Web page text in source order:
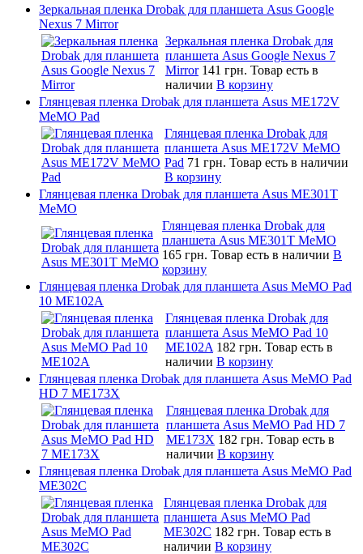
Зеркальная пленка Drobak для планшета Asus Google
Nexus 7 Mirror
Зеркальная пленка Drobak для
планшета Asus Google Nexus 7
Mirror 141 грн. Товар есть в
наличии В корзину
Глянцевая пленка Drobak для планшета Asus ME172V
MeMO Pad
Глянцевая пленка Drobak для
планшета Asus ME172V MeMO
Pad 71 грн. Товар есть в наличии
В корзину
Глянцевая пленка Drobak для планшета Asus ME301T
MeMO
Глянцевая пленка Drobak для
планшета Asus ME301T MeMO
165 грн. Товар есть в наличии В
корзину
Глянцевая пленка Drobak для планшета Asus MeMO Pad
10 ME102A
Глянцевая пленка Drobak для
планшета Asus MeMO Pad 10
ME102A 182 грн. Товар есть в
наличии В корзину
Глянцевая пленка Drobak для планшета Asus MeMO Pad
HD 7 ME173X
Глянцевая пленка Drobak для
планшета Asus MeMO Pad HD 7
ME173X 182 грн. Товар есть в
наличии В корзину
Глянцевая пленка Drobak для планшета Asus MeMO Pad
ME302C
Глянцевая пленка Drobak для
планшета Asus MeMO Pad
ME302C 182 грн. Товар есть в
наличии В корзину